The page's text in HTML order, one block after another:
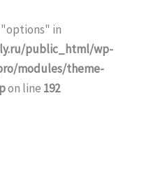
"options" in
public_html/wp-
modules/theme-
on line 192